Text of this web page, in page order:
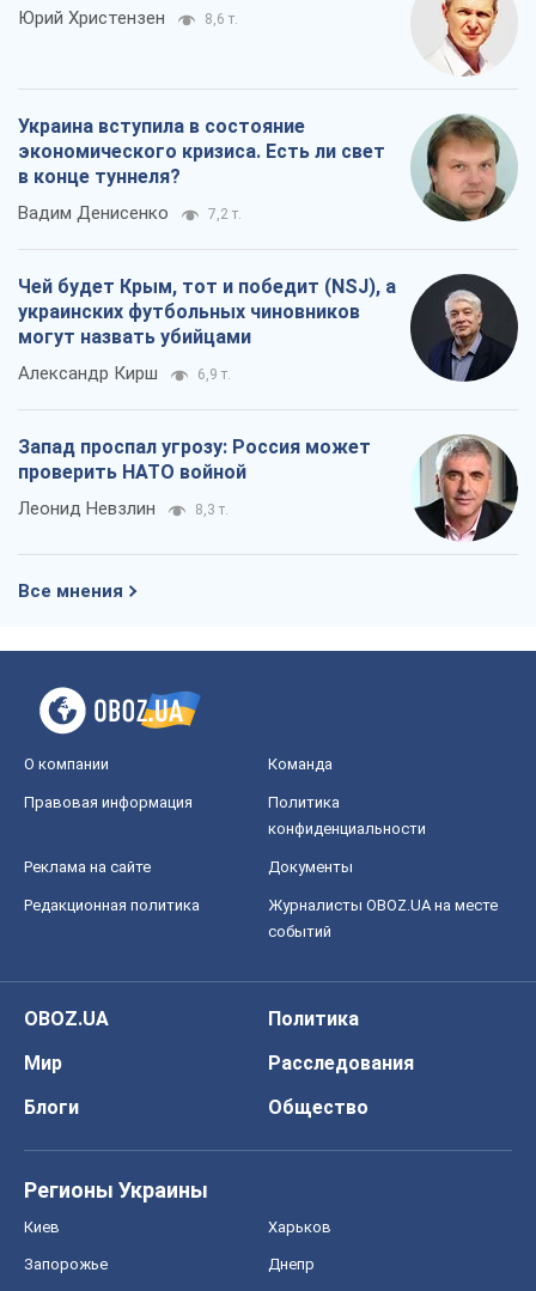
Юрий Христензен 8,6 т.
Украина вступила в состояние
экономического кризиса. Есть ли свет
в конце туннеля?
Вадим Денисенко 7,2 т.
Чей будет Крым, тот и победит (NSJ), а
украинских футбольных чиновников
могут назвать убийцами
Александр Кирш 6,9 т.
Запад проспал угрозу: Россия может
проверить НАТО войной
Леонид Невзлин 8,3 т.
Все мнения
О компании Команда
Правовая информация
Политика
конфиденциальности
Реклама на сайте Документы
Редакционная политика
Журналисты OBOZ.UA на месте
событий
OBOZ.UA
Политика
Мир
Расследования
Блоги
Общество
Регионы Украины
Киев Харьков
Запорожье Днепр